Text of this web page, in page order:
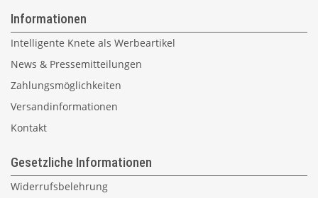
Informationen
Intelligente Knete als Werbeartikel
News & Pressemitteilungen
Zahlungsmöglichkeiten
Versandinformationen
Kontakt
Gesetzliche Informationen
Widerrufsbelehrung